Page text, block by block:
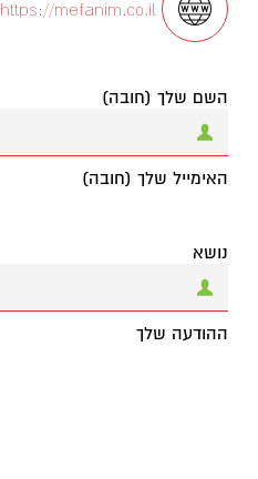
https://mefanim.co.il/
השם שלך (חובה)
האימייל שלך (חובה)
נושא
ההודעה שלך